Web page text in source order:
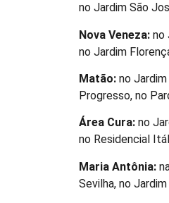
no Jardim São
Nova Veneza: no
no Jardim
Matão: no
Progresso, no
Área Cura: no
no Residencial
Maria Antônia:
Sevilha, no